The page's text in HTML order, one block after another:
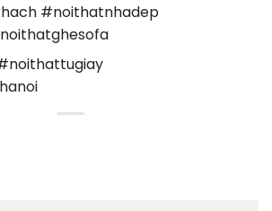
#noithatnhadep